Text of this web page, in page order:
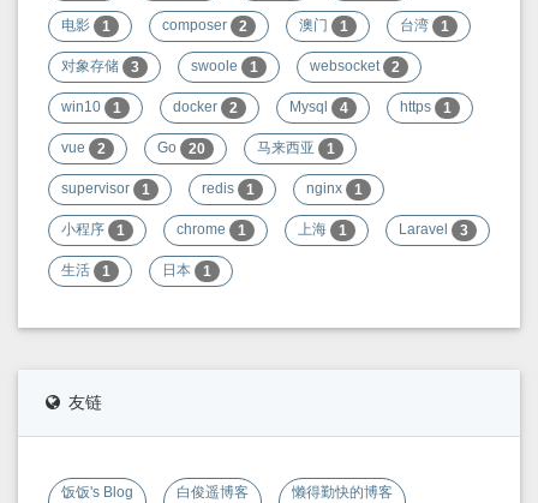
电影 1 composer 2 澳门 1 台湾 1
对象存储 3 swoole 1 websocket 2
win10 1 docker 2 Mysql 4 https 1
vue 2 Go 20 马来西亚 1
supervisor 1 redis 1 nginx 1
小程序 1 chrome 1 上海 1 Laravel 3
生活 1 日本 1
友链
饭饭's Blog
白俊遥博客
懒得勤快的博客